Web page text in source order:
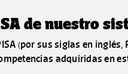
de nuestro
(por sus siglas en
adquiridas en